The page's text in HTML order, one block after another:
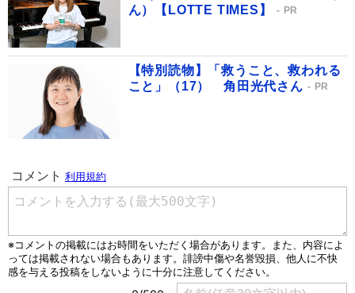
ん）【LOTTE TIMES】
PR
【特別読物】「救うこと、救われる
こと」（17） 角田光代さん
PR